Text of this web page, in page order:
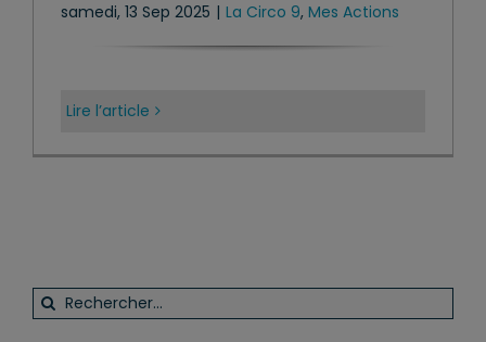
samedi, 13 Sep 2025 | La Circo 9, Mes Actions
Lire l’article
Rechercher: